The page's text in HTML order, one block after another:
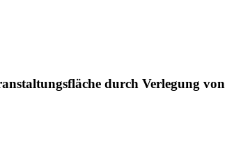
durch Verlegung von